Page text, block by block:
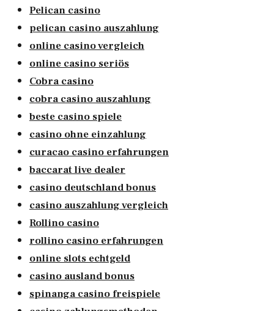
Pelican casino
pelican casino auszahlung
online casino vergleich
online casino seriös
Cobra casino
cobra casino auszahlung
beste casino spiele
casino ohne einzahlung
curacao casino erfahrungen
baccarat live dealer
casino deutschland bonus
casino auszahlung vergleich
Rollino casino
rollino casino erfahrungen
online slots echtgeld
casino ausland bonus
spinanga casino freispiele